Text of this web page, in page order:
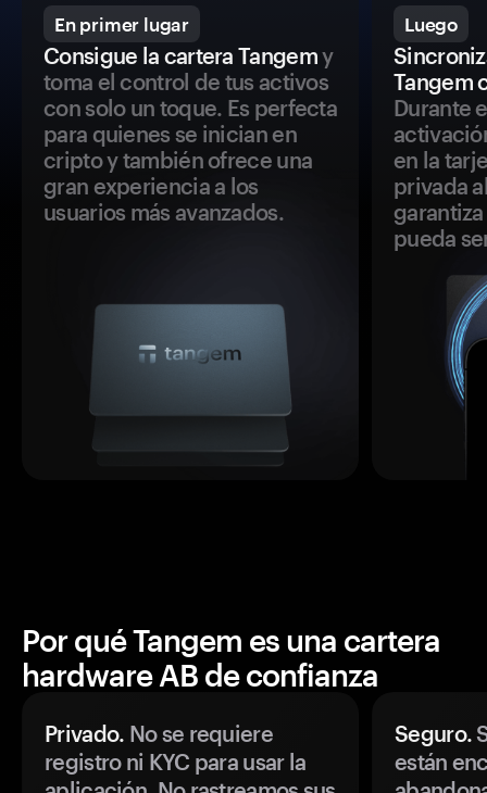
En primer lugar
Consigue la cartera Tangemy
toma el control de tus activos
con solo un toque. Es perfecta
para quienes se inician en
cripto y también ofrece una
gran experiencia a los
usuarios más avanzados.
Luego
Tangem
Durante
en la
privada
pueda
Por qué Tangem es una cartera
hardware AB de confianza
Privado. No se requiere
registro ni KYC para usar la
Seguro.
están